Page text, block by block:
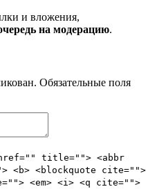
и вложения,
на модерацию.
Обязательные поля
title=""> <abbr
<b> <blockquote cite="">
<em> <i> <q cite="">